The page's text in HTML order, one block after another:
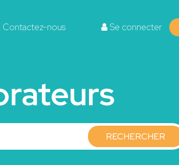
Contactez-nous Se connecter
RECHERCHER